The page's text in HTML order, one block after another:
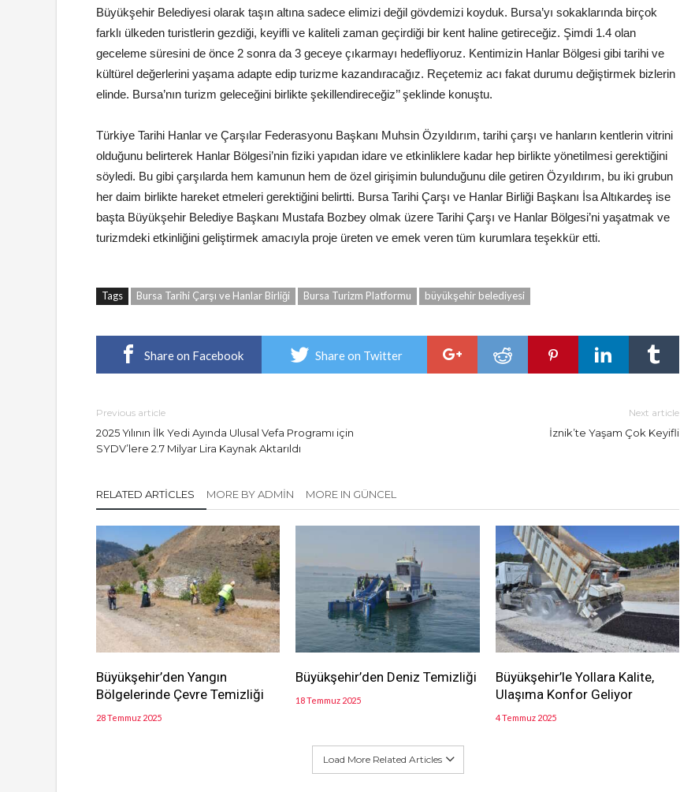
Büyükşehir Belediyesi olarak taşın altına sadece elimizi değil gövdemizi koyduk. Bursa’yı sokaklarında birçok
farklı ülkeden turistlerin gezdiği, keyifli ve kaliteli zaman geçirdiği bir kent haline getireceğiz. Şimdi 1.4 olan
geceleme süresini de önce 2 sonra da 3 geceye çıkarmayı hedefliyoruz. Kentimizin Hanlar Bölgesi gibi tarihi ve
kültürel değerlerini yaşama adapte edip turizme kazandıracağız. Reçetemiz acı fakat durumu değiştirmek bizlerin
elinde. Bursa’nın turizm geleceğini birlikte şekillendireceğiz’’ şeklinde konuştu.
Türkiye Tarihi Hanlar ve Çarşılar Federasyonu Başkanı Muhsin Özyıldırım, tarihi çarşı ve hanların kentlerin vitrini
olduğunu belirterek Hanlar Bölgesi’nin fiziki yapıdan idare ve etkinliklere kadar hep birlikte yönetilmesi gerektiğini
söyledi. Bu gibi çarşılarda hem kamunun hem de özel girişimin bulunduğunu dile getiren Özyıldırım, bu iki grubun
her daim birlikte hareket etmeleri gerektiğini belirtti. Bursa Tarihi Çarşı ve Hanlar Birliği Başkanı İsa Altıkardeş ise
başta Büyükşehir Belediye Başkanı Mustafa Bozbey olmak üzere Tarihi Çarşı ve Hanlar Bölgesi’ni yaşatmak ve
turizmdeki etkinliğini geliştirmek amacıyla proje üreten ve emek veren tüm kurumlara teşekkür etti.
Tags Bursa Tarihi Çarşı ve Hanlar Birliği Bursa Turizm Platformu büyükşehir belediyesi
Share on Facebook Share on Twitter
Previous article
2025 Yılının İlk Yedi Ayında Ulusal Vefa Programı için
SYDV’lere 2.7 Milyar Lira Kaynak Aktarıldı
Next article
İznik’te Yaşam Çok Keyifli
RELATED ARTICLES MORE BY ADMIN MORE IN GÜNCEL
Büyükşehir’den Yangın
Bölgelerinde Çevre Temizliği
28 Temmuz 2025
Büyükşehir’den Deniz Temizliği
18 Temmuz 2025
Büyükşehir’le Yollara Kalite,
Ulaşıma Konfor Geliyor
4 Temmuz 2025
Load More Related Articles